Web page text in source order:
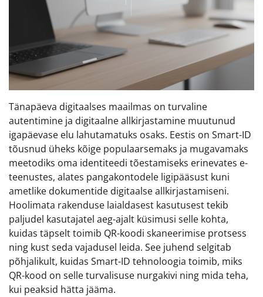
Tänapäeva digitaalses maailmas on turvaline
autentimine ja digitaalne allkirjastamine muutunud
igapäevase elu lahutamatuks osaks. Eestis on Smart-ID
tõusnud üheks kõige populaarsemaks ja mugavamaks
meetodiks oma identiteedi tõestamiseks erinevates e-
teenustes, alates pangakontodele ligipääsust kuni
ametlike dokumentide digitaalse allkirjastamiseni.
Hoolimata rakenduse laialdasest kasutusest tekib
paljudel kasutajatel aeg-ajalt küsimusi selle kohta,
kuidas täpselt toimib QR-koodi skaneerimise protsess
ning kust seda vajadusel leida. See juhend selgitab
põhjalikult, kuidas Smart-ID tehnoloogia toimib, miks
QR-kood on selle turvalisuse nurgakivi ning mida teha,
kui peaksid hätta jääma.